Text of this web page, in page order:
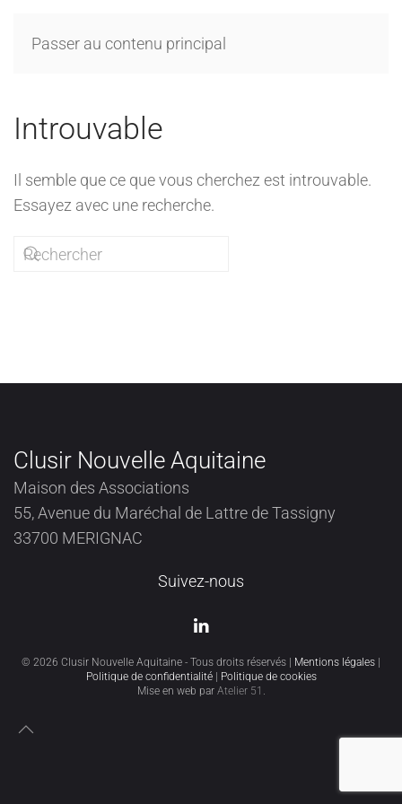
Passer au contenu principal
Introuvable
Il semble que ce que vous cherchez est introuvable.
Essayez avec une recherche.
Clusir Nouvelle Aquitaine
Maison des Associations
55, Avenue du Maréchal de Lattre de Tassigny
33700 MERIGNAC
Suivez-nous
© 2026 Clusir Nouvelle Aquitaine - Tous droits réservés | Mentions légales
Politique de confidentialité|
Politique de cookies
Mise en web par Atelier 51 .